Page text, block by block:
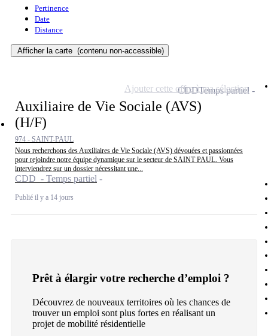
Pertinence
Date
Distance
Afficher la carte (contenu non-accessible)
Auxiliaire de Vie Sociale (AVS)
(H/F)
974 - SAINT-PAUL
Nous recherchons des Auxiliaires de Vie Sociale (AVS) dévouées et passionnées
pour rejoindre notre équipe dynamique sur le secteur de SAINT PAUL. Vous
interviendrez sur un dossier nécessitant une...
CDD - Temps partiel
Publié il y a 14 jours
CDDTemps partiel
Ajouter cette offre à ma sélection
Prêt à élargir votre recherche d’emploi ?
Découvrez de nouveaux territoires où les chances de
trouver un emploi sont plus fortes en réalisant un
projet de mobilité résidentielle